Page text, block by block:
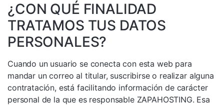
¿CON QUÉ FINALIDAD
TRATAMOS TUS DATOS
PERSONALES?
Cuando un usuario se conecta con esta web para
mandar un correo al titular, suscribirse o realizar alguna
contratación, está facilitando información de carácter
personal de la que es responsable ZAPAHOSTING. Esa